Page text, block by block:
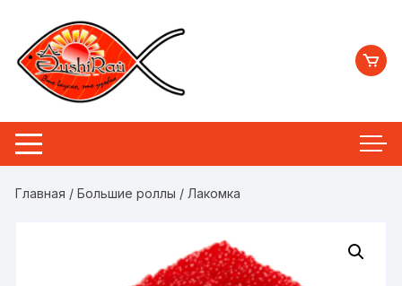
содержимому
Главная /Большие роллы / Лакомка